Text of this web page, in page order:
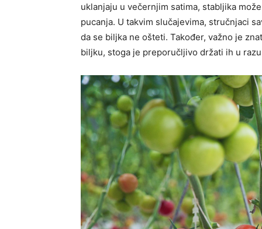
uklanjaju u večernjim satima, stabljika
pucanja. U takvim slučajevima, stručnjaci
da se biljka ne ošteti. Također, važno je
biljku, stoga je preporučljivo držati ih u